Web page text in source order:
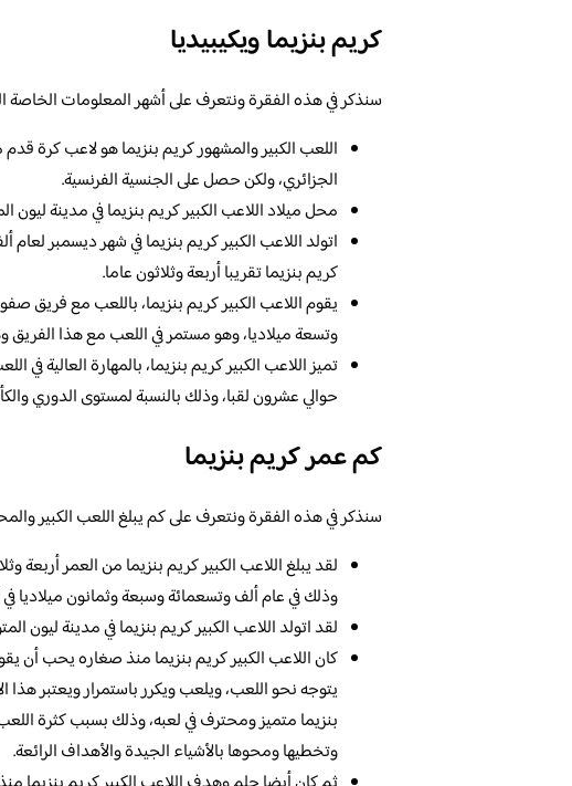
كريم بنزيما ويكيبيديا
سنذكر في هذه الفقرة ونتعرف على أشهر المعلومات الخاصة
اللعب الكبير والمشهور كريم بنزيما هو لاعب كرة
الجزائري، ولكن حصل على الجنسية الفرنسية.
محل ميلاد اللاعب الكبير كريم بنزيما في مدينة ليون
اتولد اللاعب الكبير كريم بنزيما في شهر ديسمبر
كريم بنزيما تقريبا أربعة وثلاثون عاما.
يقوم اللاعب الكبير كريم بنزيما، باللعب مع فريق
وتسعة ميلاديا، وهو مستمر في اللعب مع هذا الفريق
تميز اللاعب الكبير كريم بنزيما، بالمهارة العالية
حوالي عشرون لقبا، وذلك بالنسبة لمستوى الدوري
كم عمر كريم بنزيما
سنذكر في هذه الفقرة ونتعرف على كم يبلغ اللعب الكبير
لقد يبلغ اللاعب الكبير كريم بنزيما من العمر
وذلك في عام ألف وتسعمائة وسبعة وثمانون ميلاديا في
لقد اتولد اللاعب الكبير كريم بنزيما في مدينة ليون
كان اللاعب الكبير كريم بنزيما منذ صغاره يحب أن
يتوجه نحو اللعب، ويلعب ويكرر باستمرار ويعتبر
بنزيما متميز ومحترف في لعبه، وذلك بسبب كثرة
وتخطيها ومحوها بالأشياء الجيدة والأهداف الرائعة.